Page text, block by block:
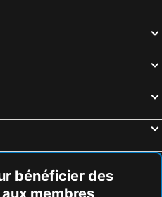
bénéficier des